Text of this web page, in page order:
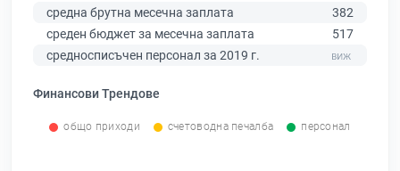
средна брутна месечна заплата
382
среден бюджет за месечна заплата
517
средносписъчен персонал за 2019 г.
Финансови Трендове
общо приходи счетоводна печалба персонал